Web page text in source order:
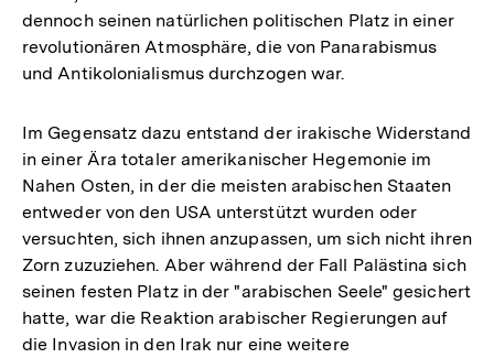
dennoch seinen natürlichen politischen Platz in einer
revolutionären Atmosphäre, die von Panarabismus
und Antikolonialismus durchzogen war.
Im Gegensatz dazu entstand der irakische Widerstand
in einer Ära totaler amerikanischer Hegemonie im
Nahen Osten, in der die meisten arabischen Staaten
entweder von den USA unterstützt wurden oder
versuchten, sich ihnen anzupassen, um sich nicht ihren
Zorn zuzuziehen. Aber während der Fall Palästina sich
seinen festen Platz in der "arabischen Seele" gesichert
hatte, war die Reaktion arabischer Regierungen auf
die Invasion in den Irak nur eine weitere